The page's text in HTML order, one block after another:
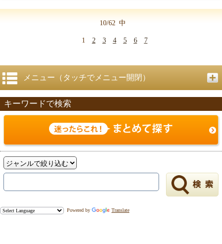
10/62 中
1 2 3 4 5 6 7
メニュー（タッチでメニュー開閉）
キーワードで検索
Powered by Translate